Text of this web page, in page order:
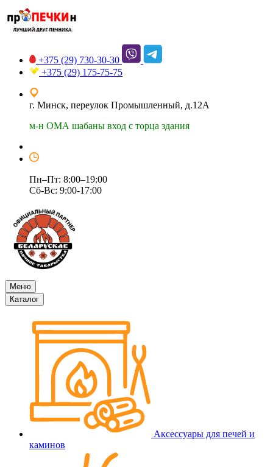
+375 (29) 730-30-30
+375 (29) 175-75-75
г. Минск, переулок Промышленный, д.12А
м-н ОМА шабаны вход с торца здания
Пн–Пт: 8:00–19:00
Сб-Вс: 9:00-17:00
Меню
Каталог
Аксессуары для печей и
каминов